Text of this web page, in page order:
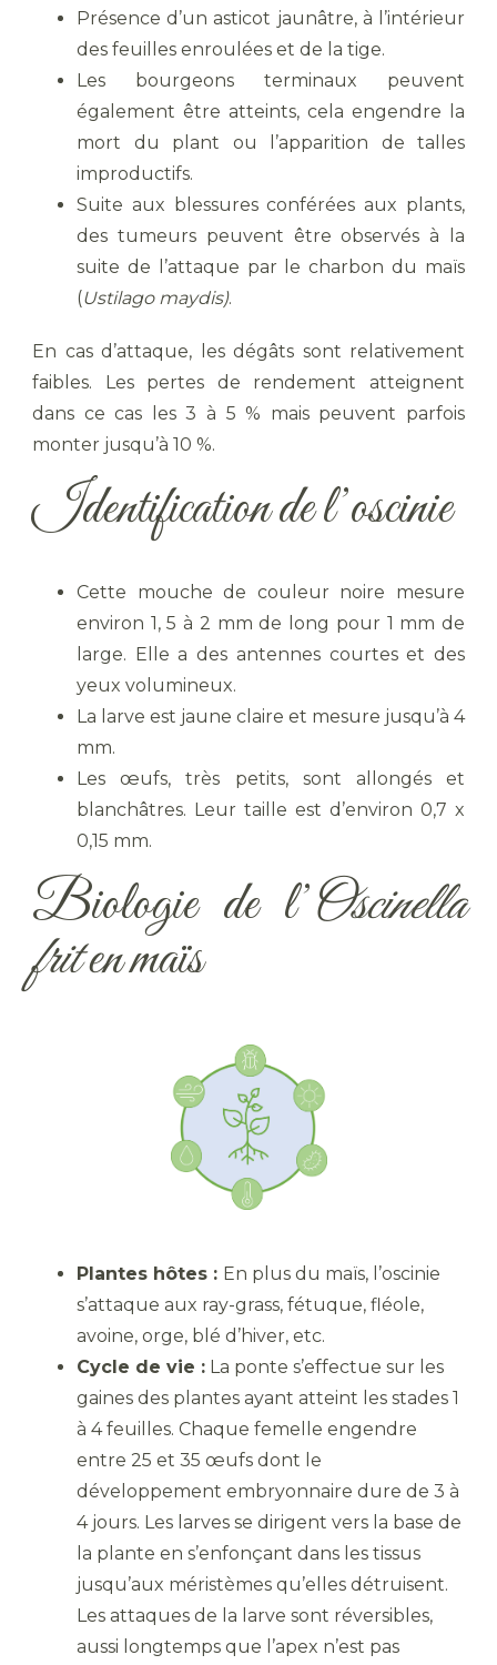
Présence d’un asticot jaunâtre, à l’intérieur
des feuilles enroulées et de la tige.
Les bourgeons terminaux peuvent
également être atteints, cela engendre la
mort du plant ou l’apparition de talles
improductifs.
Suite aux blessures conférées aux plants,
des tumeurs peuvent être observés à la
suite de l’attaque par le charbon du maïs
(Ustilago maydis).
En cas d’attaque, les dégâts sont relativement
faibles. Les pertes de rendement atteignent
dans ce cas les 3 à 5 % mais peuvent parfois
monter jusqu’à 10 %.
Identification de l’oscinie
Cette mouche de couleur noire mesure
environ 1, 5 à 2 mm de long pour 1 mm de
large. Elle a des antennes courtes et des
yeux volumineux.
La larve est jaune claire et mesure jusqu’à 4
mm.
Les œufs, très petits, sont allongés et
blanchâtres. Leur taille est d’environ 0,7 x
0,15 mm.
Biologie de l’Oscinella
friten maïs
Plantes hôtes : En plus du maïs, l’oscinie
s’attaque aux ray-grass, fétuque, fléole,
avoine, orge, blé d’hiver, etc.
Cycle de vie : La ponte s’effectue sur les
gaines des plantes ayant atteint les stades 1
à 4 feuilles. Chaque femelle engendre
entre 25 et 35 œufs dont le
développement embryonnaire dure de 3 à
4 jours. Les larves se dirigent vers la base de
la plante en s’enfonçant dans les tissus
jusqu’aux méristèmes qu’elles détruisent.
Les attaques de la larve sont réversibles,
aussi longtemps que l’apex n’est pas